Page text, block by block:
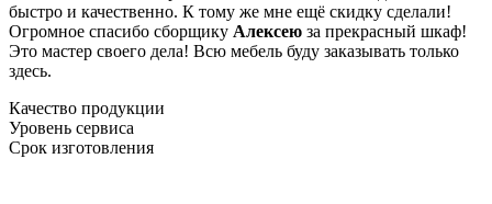
быстро и качественно. К тому же мне ещё скидку сделали!
Огромное спасибо сборщику Алексею за прекрасный шкаф!
Это мастер своего дела! Всю мебель буду заказывать только
здесь.
Качество продукции
Уровень сервиса
Срок изготовления